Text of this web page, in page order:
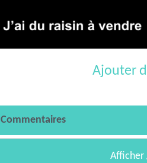
Ajouter
Commentaires
Afficher